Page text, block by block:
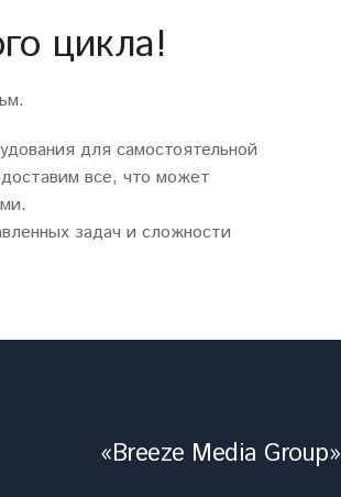
цикла!
для самостоятельной
все, что может
задач и сложности
«Breeze Media Group»